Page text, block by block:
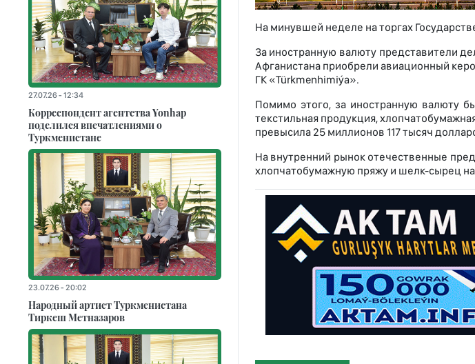
На минувшей неделе на торгах
За иностранную валюту представители
Афганистана приобрели авиационный
ГК «Türkmenhimiýa».
Помимо этого, за иностранную валюту
текстильная продукция,
превысила 25 миллионов 117 тысяч
На внутренний рынок отечественные
хлопчатобумажную пряжу и шелк-сырец
27.07.26 - 12:34
Корреспондент агентства Yonhap
поделился впечатлениями о
Туркменистане
23.07.26 - 20:02
Народный артист Туркменистана
Тиркеш Мeтназаров